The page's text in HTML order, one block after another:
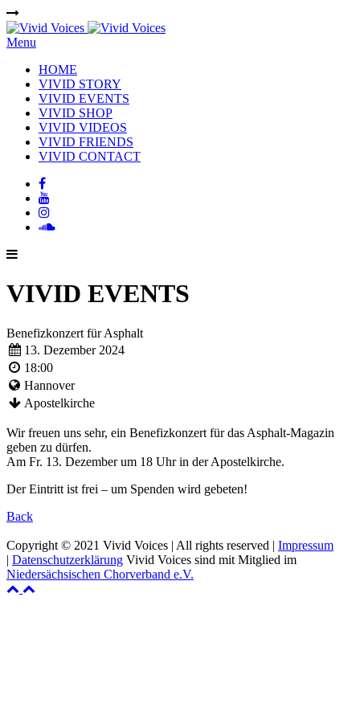
Menu
HOME
VIVID STORY
VIVID EVENTS
VIVID SHOP
VIVID VIDEOS
VIVID FRIENDS
VIVID CONTACT
VIVID EVENTS
Benefizkonzert für Asphalt
13. Dezember 2024
18:00
Hannover
Apostelkirche
Wir freuen uns sehr, ein Benefizkonzert für das Asphalt-Magazin
geben zu dürfen.
Am Fr. 13. Dezember um 18 Uhr in der Apostelkirche.
Der Eintritt ist frei – um Spenden wird gebeten!
Back
Copyright © 2021 Vivid Voices | All rights reserved | Impressum
| Datenschutzerklärung Vivid Voices sind mit Mitglied im
Niedersächsischen Chorverband e.V.